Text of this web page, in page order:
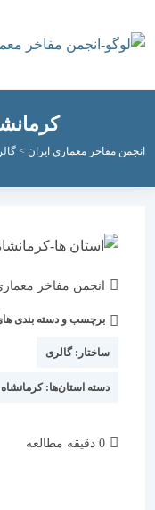
کرمانشاه-
مفاخر معماری ایران > گالری
انجمن مفاخر معماری
برچسب و دسته بندی های مرتبط
ساختار:گالری
دسته استان‌ها:کرمانشاه |